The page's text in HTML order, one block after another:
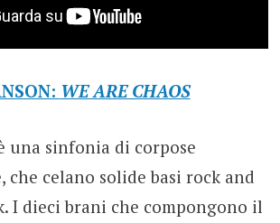
WE ARE CHAOS
una sinfonia di corpose
che celano solide basi rock and
I dieci brani che compongono il